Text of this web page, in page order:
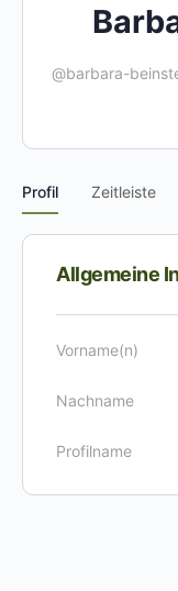
@barbara-
Profil Zeitleiste
Allgemeine
Vorname(n)
Nachname
Profilname